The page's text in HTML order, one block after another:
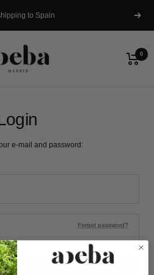
to Spain Next
0
e-mail and password:
Forgot password?
LOGIN